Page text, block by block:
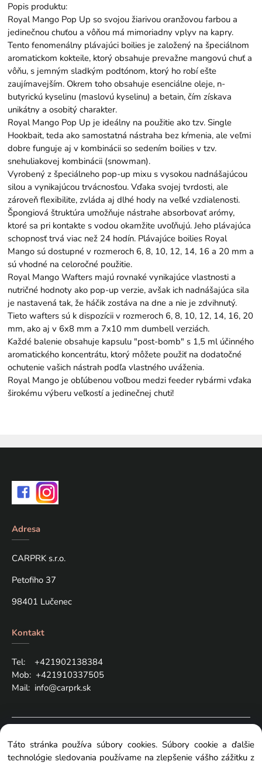
Popis produktu:
Royal Mango Pop Up so svojou žiarivou oranžovou farbou a
jedinečnou chuťou a vôňou má mimoriadny vplyv na kapry.
Tento fenomenálny plávajúci boilies je založený na špeciálnom
aromatickom kokteile, ktorý obsahuje prevažne mangovú chuť a
vôňu, s jemným sladkým podtónom, ktorý ho robí ešte
zaujímavejším. Okrem toho obsahuje esenciálne oleje, n-
butyrickú kyselinu (maslovú kyselinu) a betain, čím získava
unikátny a osobitý charakter.
Royal Mango Pop Up je ideálny na použitie ako tzv. Single
Hookbait, teda ako samostatná nástraha bez kŕmenia, ale veľmi
dobre funguje aj v kombinácii so sedením boilies v tzv.
snehuliakovej kombinácii (snowman).
Vyrobený z špeciálneho pop-up mixu s vysokou nadnášajúcou
silou a vynikajúcou trvácnosťou. Vďaka svojej tvrdosti, ale
zároveň flexibilite, zvláda aj dlhé hody na veľké vzdialenosti.
Špongiová štruktúra umožňuje nástrahe absorbovať arómy,
ktoré sa pri kontakte s vodou okamžite uvoľňujú. Jeho plávajúca
schopnosť trvá viac než 24 hodín. Plávajúce boilies Royal
Mango sú dostupné v rozmeroch 6, 8, 10, 12, 14, 16 a 20 mm a
sú vhodné na celoročné použitie.
Royal Mango Wafters majú rovnaké vynikajúce vlastnosti a
nutričné hodnoty ako pop-up verzie, avšak ich nadnášajúca sila
je nastavená tak, že háčik zostáva na dne a nie je zdvihnutý.
Tieto wafters sú k dispozícii v rozmeroch 6, 8, 10, 12, 14, 16, 20
mm, ako aj v 6x8 mm a 7x10 mm dumbell verziách.
Každé balenie obsahuje kapsulu "post-bomb" s 1,5 ml účinného
aromatického koncentrátu, ktorý môžete použiť na dodatočné
ochutenie vašich nástrah podľa vlastného uváženia.
Royal Mango je obľúbenou voľbou medzi feeder rybármi vďaka
širokému výberu veľkostí a jedinečnej chuti!
Adresa
CARPRK s.r.o.
Petofiho 37
98401 Lučenec
Kontakt
Tel: +421902138384
Mob: +421910337505
Mail: info@carprk.sk
Táto stránka používa súbory cookies. Súbory cookie a ďalšie
technológie sledovania používame na zlepšenie vášho zážitku z